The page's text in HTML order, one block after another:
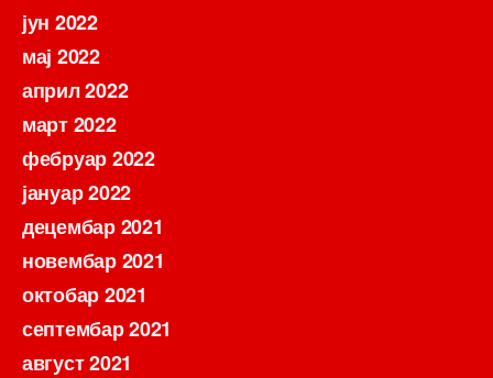
јун 2022
мај 2022
април 2022
март 2022
фебруар 2022
јануар 2022
децембар 2021
новембар 2021
октобар 2021
септембар 2021
август 2021